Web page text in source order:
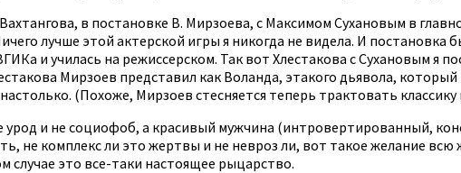
в постановке В. Мирзоева, с Максимом Сухановым в
лучше этой актерской игры я никогда не видела. И постановка
и училась на режиссерском. Так вот Хлестакова с Сухановым я
Мирзоев представил как Воланда, этакого дьявола,
(Похоже, Мирзоев стесняется теперь трактовать классику
и не социофоб, а красивый мужчина (интровертированный,
не комплекс ли это жертвы и не невроз ли, вот такое желание
это все-таки настоящее рыцарство.